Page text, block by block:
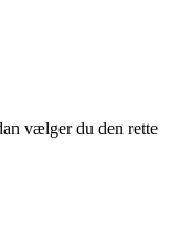
vælger du den rette